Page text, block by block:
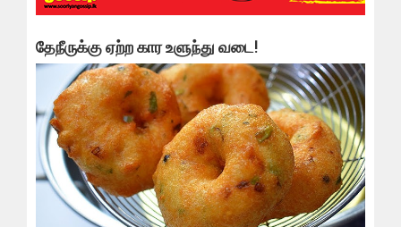
தேநீருக்கு ஏற்ற கார உளுந்து வடை!